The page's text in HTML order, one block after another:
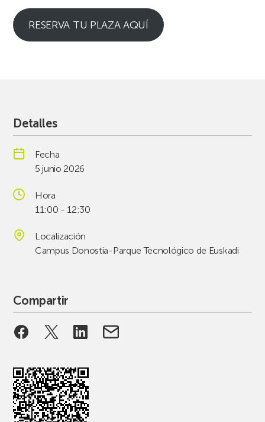
RESERVA TU PLAZA AQUÍ
Detalles
Fecha
5 junio 2026
Hora
11:00 - 12:30
Localización
Campus Donostia-Parque Tecnológico de Euskadi
Compartir